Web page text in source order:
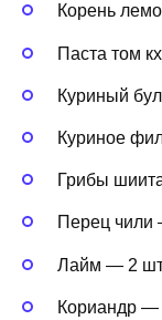
Корень
Паста том
Куриный
Куриное
Грибы
Перец
Лайм — 2
Кориандр —